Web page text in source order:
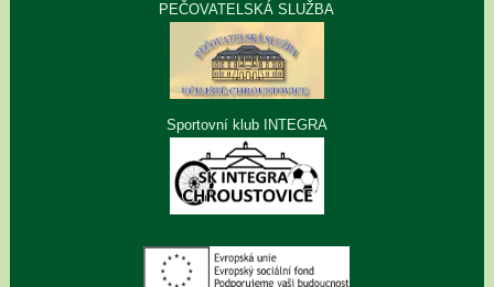
PEČOVATELSKÁ SLUŽBA
Sportovní klub INTEGRA